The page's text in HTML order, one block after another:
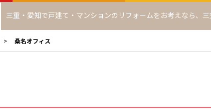
三重・愛知で戸建て・マンションのリフォームをお考えなら、
桑名オフィス